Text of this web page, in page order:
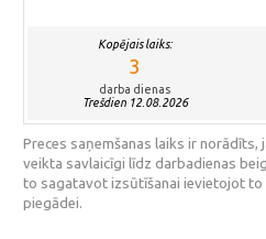
Kopējais laiks:
3
darba dienas
Trešdien 12.08.2026
Preces saņemšanas laiks ir norādīts,
veikta savlaicīgi līdz darbadienas
to sagatavot izsūtīšanai ievietojot
piegādei.